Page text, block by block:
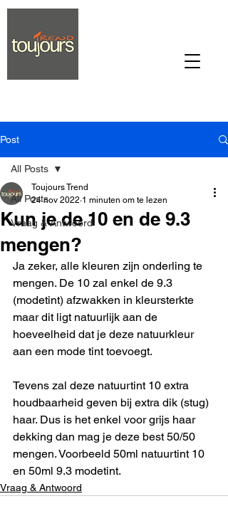
Post
All Posts
Vraag & Antwoord
All Posts
Kun je de 10 en de 9.3
mengen?
Toujours Trend
24 nov 2022 1 minuten om te lezen
Ja zeker, alle kleuren zijn onderling te
mengen. De 10 zal enkel de 9.3
(modetint) afzwakken in kleursterkte
maar dit ligt natuurlijk aan de
hoeveelheid dat je deze natuurkleur
aan een mode tint toevoegt.
Tevens zal deze natuurtint 10 extra
houdbaarheid geven bij extra dik (stug)
haar. Dus is het enkel voor grijs haar
dekking dan mag je deze best 50/50
mengen. Voorbeeld 50ml natuurtint 10
en 50ml 9.3 modetint.
Vraag & Antwoord